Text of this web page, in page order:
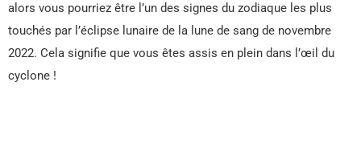
alors vous pourriez être l’un des signes du zodiaque les plus
touchés par l’éclipse lunaire de la lune de sang de novembre
2022. Cela signifie que vous êtes assis en plein dans l’œil du
cyclone !